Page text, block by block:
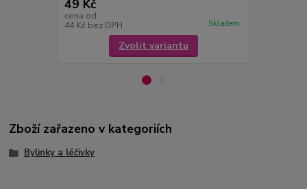
49 Kč
cena od
44 Kč bez DPH Skladem
Zvolit variantu
Zboží zařazeno v kategoriích
Bylinky a léčivky